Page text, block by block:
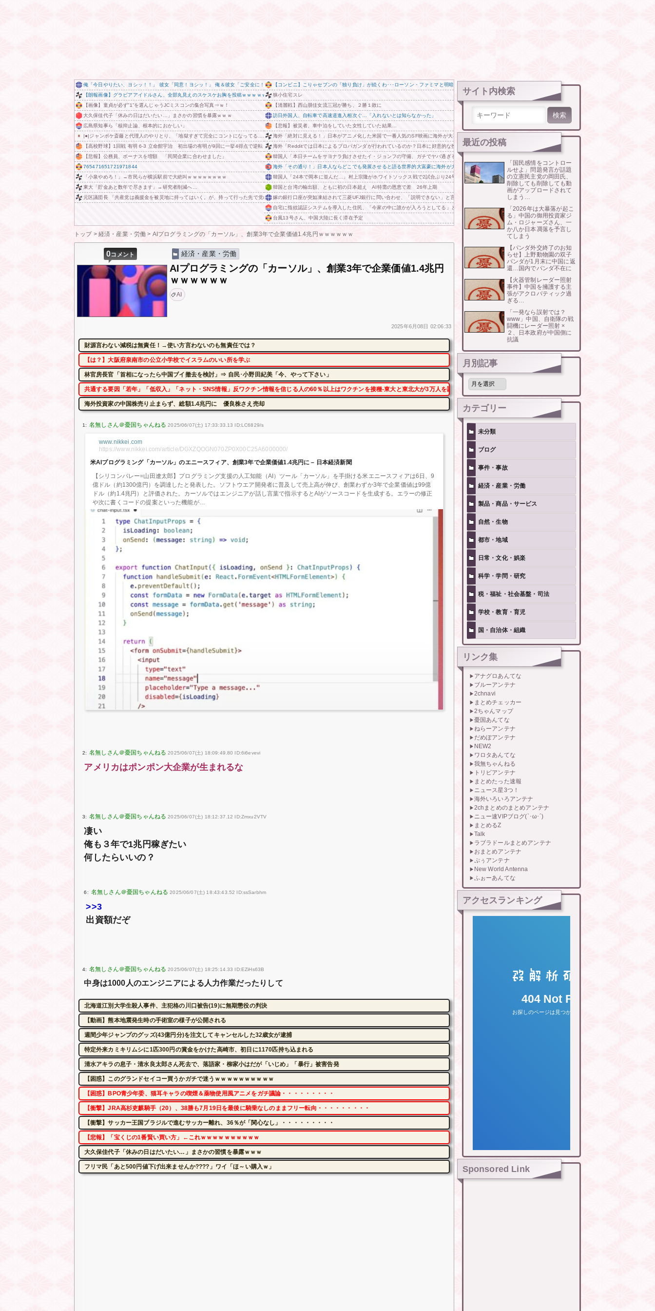
俺「今日やりたい、ヨシッ！！」 彼女「同意！ヨシッ！」 俺＆彼女「ご安全に！！！」⇒ｗｗ
【朗報画像】グラビアアイドルさん、全部丸見えのスケスケお胸を投稿ｗｗｗｗｗｗｗｗｗ
【画像】童貞が必ず”1”を選んじゃうJCミスコンの集合写真⇒ｗ！
大久保佳代子「休みの日はだいたい…」まさかの習慣を暴露ｗｗｗ
広島県知事ら「核抑止論、根本的におかしい」
|●|ジャンポケ斎藤と代理人のやりとり、「地獄すぎて完全にコントになってる……」と衝撃を受ける人が続出中
【高校野球】1回戦 有明 6-3 立命館宇治 初出場の有明が9回に一挙4得点で逆転 永田が2安打5打点
【悲報】公務員、ボーナスを増額 「民間企業に合わせました」
765471651721971844
「小泉やめろ！」→市民らが横浜駅前で大絶叫ｗｗｗｗｗｗｗｗ
東大「貯金あと数年で尽きます」→研究者削減へ…
元区議団長 「共産党は義援金を被災地に持ってはいく。が、持って行った先で党の活動のために使う」 他
【コンビニ】こりゃセブンの「独り負け」が続くわ･･･ローソン・ファミマと明暗分かれた納得のワケ
狭小住宅スレ
【清麗戦】西山朋佳女流三冠が勝ち、２勝１敗に
訪日外国人、自転車で高速道進入相次ぐ…「入れないとは知らなかった」
【悲報】被災者、車中泊をしていた女性していた結果…
海外「絶対に見える！」日本がアニメ化した米国で一番人気のSF映画に海外が大喜び
海外「Redditでは日本によるプロパガンダが行われているのか？日本に好意的な投稿ばかりだ」
韓国人「本日チームをサヨナラ負けさせたイ・ジョンフの守備、ガチでヤバ過ぎる…」→「のび太レベルの守備ｗｗ」＝韓国の反応
海外「その通り！」日本人ならどこでも発展させると語る世界的大富豪に海外が大騒ぎ
韓国人「24本で岡本に並んだ…」村上宗隆がホワイトソックス戦で2試合ぶり24号2ランを放つ、日本人ルーキー最多記録を共有
韓国と台湾の輸出額、ともに初の日本超え AI特需の恩恵で差 26年上期
嫁の銀行口座が突如凍結されて三菱UFJ銀行に問い合わせ、「説明できない」と言われて警察に相談しにいくと……
自宅に指紋認証システムを導入した住民、「今家の中に誰かが入ろうとしてる」と通知でアラートが鳴りまくる事態に恐怖して……
台風13号さん、中国大陸に長く滞在予定
トップ> 経済・産業・労働 > AIプログラミングの「カーソル」、創業3年で企業価値1.4兆円ｗｗｗｗｗｗ
0コメント 経済・産業・労働
AIプログラミングの「カーソル」、創業3年で企業価値1.4兆円
ｗｗｗｗｗｗ
AI
2025年6月08日 02:06:33
財源言わない減税は無責任！→使い方言わないのも無責任では？
【は？】大阪府泉南市の公立小学校でイスラムのいい所を学ぶ
林官房長官「首相になったら中国ブイ撤去を検討」⇒ 自民･小野田紀美「今、やって下さい」
共通する要因「若年」「低収入」「ネット・SNS情報」反ワクチン情報を信じる人の60％以上はワクチンを接種-東大と東北大が3万人を調査
海外投資家の中国株売り止まらず、総額1.4兆円に 優良株さえ売却
1: 2025/06/07(土) 17:33:33.13 ID:LC6829/s
www.nikkei.com
https://www.nikkei.com/article/DGXZQOGN070ZP0X00C25A6000000/
米AIプログラミング「カーソル」のエニースフィア、創業3年で企業価値1.4兆円に – 日本経済新聞
【シリコンバレー=山田遼太郎】プログラミング支援の人工知能（AI）ツール「カーソル」を手掛ける米エニースフィアは6日、9
億ドル（約1300億円）を調達したと発表した。ソフトウエア開発者に普及して売上高が伸び、創業わずか3年で企業価値は99億
ドル（約1.4兆円）と評価された。カーソルではエンジニアが話し言葉で指示するとAIがソースコードを生成する。エラーの修正
や次に書くコードの提案といった機能が
2: 2025/06/07(土) 18:09:49.80 ID:6i6evevi
アメリカはポンポン大企業が生まれるな
3: 2025/06/07(土) 18:12:37.12 ID:Zmxu2VTV
凄い
俺も３年で1兆円稼ぎたい
何したらいいの？
6: 2025/06/07(土) 18:43:43.52 ID:ssSarbhm
>>3
出資額だぞ
4: 2025/06/07(土) 18:25:14.33 ID:EZiHs63B
中身は1000人のエンジニアによる人力作業だったりして
北海道江別大学生殺人事件、主犯格の川口被告(19)に無期懲役の判決
【動画】熊本地震発生時の手術室の様子が公開される
週間少年ジャンプのグッズ(43億円分)を注文してキャンセルした32歳女が逮捕
特定外来カミキリムシに1匹300円の賞金をかけた高崎市、初日に1170匹持ち込まれる
清水アキラの息子・清水良太郎さん死去で、落語家・柳家小はだが「いじめ」「暴行」被害告発
【困惑】このグランドセイコー買うかガチで迷うｗｗｗｗｗｗｗｗｗｗ
【困惑】BPO青少年委、猫耳キャラの喫煙＆薬物使用風アニメをガチ議論・・・・・・・・・
【衝撃】JRA高杉吏麒騎手（20）、38勝も7月19日を最後に騎乗なしのままフリー転向・・・・・・・・・
【衝撃】サッカー王国ブラジルで進むサッカー離れ、36％が「関心なし」・・・・・・・・・
【悲報】「宝くじの1番賢い買い方」←これｗｗｗｗｗｗｗｗｗｗ
大久保佳代子「休みの日はだいたい…」まさかの習慣を暴露ｗｗｗ
フリマ民「あと500円値下げ出来ませんか????」ワイ「ほ～い購入ｗ」
サイト内検索
最近の投稿
「国民感情をコントロー
ルせよ」問題発言が話題
の立憲民主党の岡田氏、
削除しても削除しても動
画がアップロードされて
しまう…
「2026年は大暴落が起こ
る」中国の御用投資家ジ
ム・ロジャーズさん、一
か八か日本凋落を予言し
てしまう
【パンダ外交終了のお知
らせ】上野動物園の双子
パンダが1月末に中国に返
還…国内でパンダ不在に
【火器管制レーダー照射
事件】中国を擁護する主
張がアクロバティック過
ぎる…
「一発なら誤射では？
www」中国、自衛隊の戦
闘機にレーダー照射 ×
２、日本政府が中国側に
抗議
月別記事
月
記
事
カテゴリー
未分類
ブログ
事件・事故
経済・産業・労働
製品・商品・サービス
自然・生物
都市・地域
日常・文化・娯楽
科学・学問・研究
税・福祉・社会基盤・司法
学校・教育・育児
国・自治体・組織
リンク集
アナグロあんてな
ブルーアンテナ
2chnavi
まとめチェッカー
2ちゃんマップ
憂国あんてな
ねらーアンテナ
だめぽアンテナ
NEW2
ワロタあんてな
我無ちゃんねる
トリビアンテナ
まとめたった速報
ニュース星3つ！
海外いろいろアンテナ
2chまとめのまとめアンテナ
ニュー速VIPブログ(`･ω･´)
まとめるZ
Talk
ラブラドールまとめアンテナ
おまとめアンテナ
ぷぅアンテナ
New World Antenna
ふぉーあんてな
アクセスランキング
Sponsored Link